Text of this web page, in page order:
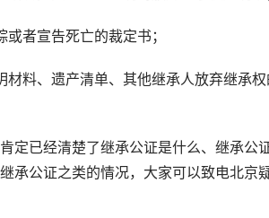
者宣告死亡的裁定书；
料、遗产清单、其他继承人放弃继承权
已经清楚了继承公证是什么、继承公
承公证之类的情况，大家可以致电北京